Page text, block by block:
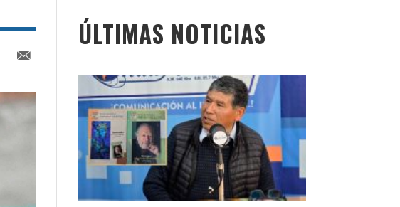
ÚLTIMAS NOTICIAS